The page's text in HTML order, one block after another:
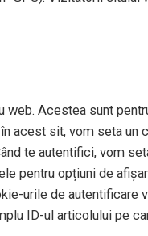
Acestea sunt
acest sit, vom seta un
te autentifici, vom
pentru opțiuni de
urile de autentificare
ID-ul articolului pe